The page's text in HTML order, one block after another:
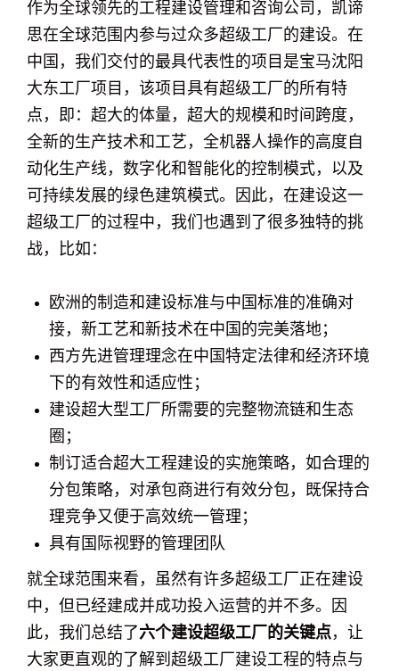
作为全球领先的工程建设管理和咨询公司，凯谛
思在全球范围内参与过众多超级工厂的建设。在
中国，我们交付的最具代表性的项目是宝马沈阳
大东工厂项目，该项目具有超级工厂的所有特
点，即：超大的体量，超大的规模和时间跨度，
全新的生产技术和工艺，全机器人操作的高度自
动化生产线，数字化和智能化的控制模式，以及
可持续发展的绿色建筑模式。因此，在建设这一
超级工厂的过程中，我们也遇到了很多独特的挑
战，比如：
欧洲的制造和建设标准与中国标准的准确对
接，新工艺和新技术在中国的完美落地；
西方先进管理理念在中国特定法律和经济环境
下的有效性和适应性；
建设超大型工厂所需要的完整物流链和生态
圈；
制订适合超大工程建设的实施策略，如合理的
分包策略，对承包商进行有效分包，既保持合
理竞争又便于高效统一管理；
具有国际视野的管理团队
就全球范围来看，虽然有许多超级工厂正在建设
中，但已经建成并成功投入运营的并不多。因
此，我们总结了六个建设超级工厂的关键点，让
大家更直观的了解到超级工厂建设工程的特点与